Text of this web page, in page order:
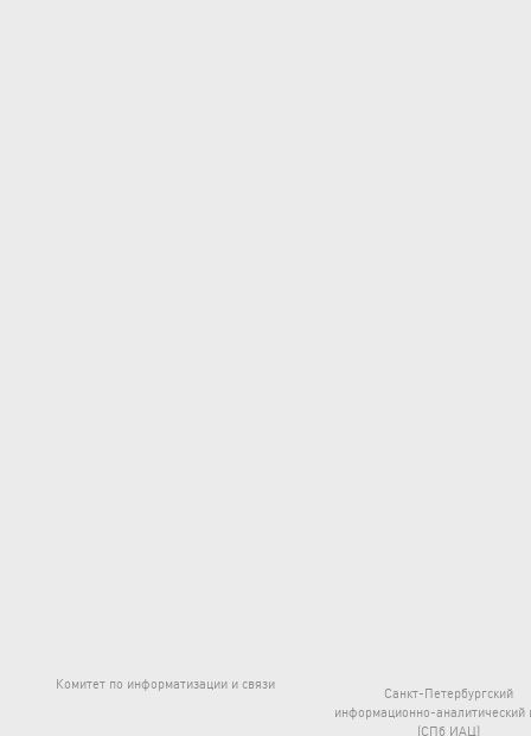
Комитет по информатизации и связи
Санкт-Петербургский
информационно-аналитический
(СПб ИАЦ)